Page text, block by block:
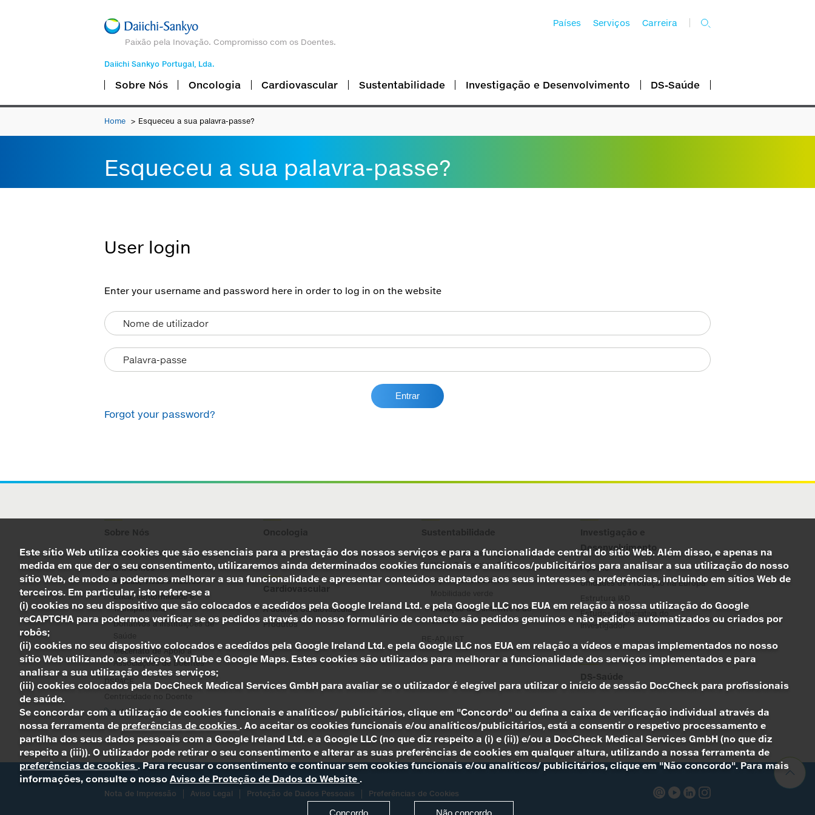
Paixão pela Inovação. Compromisso com os Doentes.
Países Serviços Carreira
Daiichi Sankyo Portugal, Lda.
Sobre Nós Oncologia Cardiovascular Sustentabilidade Investigação e Desenvolvimento DS-Saúde
Home Esqueceu a sua palavra-passe?
Esqueceu a sua palavra-passe?
User login
Enter your username and password here in order to log in on the website
Forgot your password?
Sobre Nós
Great Place to Work
Quem Somos
Missão, Visão e Valores
Ética, conformidade e
Transparência
Donativos a Instituições de
Saúde
Mecenato de Apoio a
Associações de Doentes
DSPACE
Centricidade no Doente
Integrity Alert
Oncologia
Cardiovascular
A doença Cardiovascular
Produtos
Sustentabilidade
Sustentabilidade corporativa e
Práticas Comerciais Éticas
Compromisso Social
Mobilidade verde
Proteção do Ambiente e do
Clima
RE-ADJUST
Investigação e
Desenvolvimento
Pipeline
Unidades de Produção na Europa
Estrutura I&D
Estudos de Iniciativa do
Investigador
DS-Saúde
Nota de Impressão Aviso Legal Proteção de Dados Pessoais Preferências de Cookies
Este sítio Web utiliza cookies que são essenciais para a prestação dos nossos serviços e para a funcionalidade central do sítio Web. Além disso, e apenas na
medida em que der o seu consentimento, utilizaremos ainda determinados cookies funcionais e analíticos/publicitários para analisar a sua utilização do nosso
sítio Web, de modo a podermos melhorar a sua funcionalidade e apresentar conteúdos adaptados aos seus interesses e preferências, incluindo em sítios Web de
terceiros. Em particular, isto refere-se a
(i) cookies no seu dispositivo que são colocados e acedidos pela Google Ireland Ltd. e pela Google LLC nos EUA em relação à nossa utilização do Google
reCAPTCHA para podermos verificar se os pedidos através do nosso formulário de contacto são pedidos genuínos e não pedidos automatizados ou criados por
robôs;
(ii) cookies no seu dispositivo colocados e acedidos pela Google Ireland Ltd. e pela Google LLC nos EUA em relação a vídeos e mapas implementados no nosso
sítio Web utilizando os serviços YouTube e Google Maps. Estes cookies são utilizados para melhorar a funcionalidade dos serviços implementados e para
analisar a sua utilização destes serviços;
(iii) cookies colocados pela DocCheck Medical Services GmbH para avaliar se o utilizador é elegível para utilizar o início de sessão DocCheck para profissionais
de saúde.
Se concordar com a utilização de cookies funcionais e analíticos/ publicitários, clique em "Concordo" ou defina a caixa de verificação individual através da
nossa ferramenta de preferências de cookies . Ao aceitar os cookies funcionais e/ou analíticos/publicitários, está a consentir o respetivo processamento e
partilha dos seus dados pessoais com a Google Ireland Ltd. e a Google LLC (no que diz respeito a (i) e (ii)) e/ou a DocCheck Medical Services GmbH (no que diz
respeito a (iii)). O utilizador pode retirar o seu consentimento e alterar as suas preferências de cookies em qualquer altura, utilizando a nossa ferramenta de
preferências de cookies. Para recusar o consentimento e continuar sem cookies funcionais e/ou analíticos/ publicitários, clique em "Não concordo". Para mais
informações, consulte o nosso Aviso de Proteção de Dados do Website .
Concordo Não concordo